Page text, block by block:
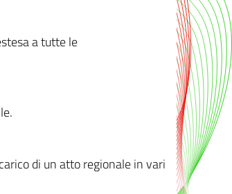
a tutte le
di un atto regionale in vari